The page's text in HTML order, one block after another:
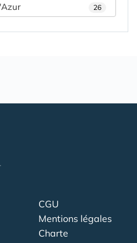
26
CGU
Mentions légales
Charte